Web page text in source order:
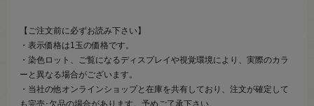
【ご注文前に必ずお読み下さい】
・表示価格は1玉の価格です。
・染色ロット、ご覧になるディスプレイや視覚環境により、実際のカラ
ーと異なる場合がございます。
・当社の他オンラインショップと在庫を共有しており、注文が確定して
も完売･欠品の場合があります。予めご了承下さい。